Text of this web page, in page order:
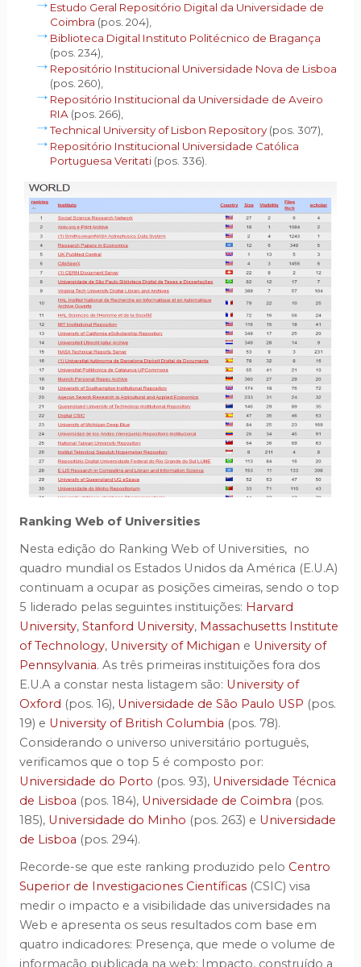
Estudo Geral Repositório Digital da Universidade de
Coimbra (pos. 204),
Biblioteca Digital Instituto Politécnico de Bragança
(pos. 234),
Repositório Institucional Universidade Nova de Lisboa
(pos. 260),
Repositório Institucional da Universidade de Aveiro
RIA(pos. 266),
Technical University of Lisbon Repository(pos. 307),
Repositório Institucional Universidade Católica
Portuguesa Veritati(pos. 336).
Ranking Web of Universities
Nesta edição do Ranking Web of Universities, no
quadro mundial os Estados Unidos da América (E.U.A)
continuam a ocupar as posições cimeiras, sendo o top
5 liderado pelas seguintes instituições: Harvard
University, Stanford University, Massachusetts Institute
of Technology, University of Michigan e University of
Pennsylvania. As três primeiras instituições fora dos
E.U.A a constar nesta listagem são: University of
Oxford (pos. 16), Universidade de São Paulo USP (pos.
19) e University of British Columbia (pos. 78).
Considerando o universo universitário português,
verificamos que o top 5 é composto por:
Universidade do Porto (pos. 93), Universidade Técnica
de Lisboa (pos. 184), Universidade de Coimbra (pos.
185), Universidade do Minho (pos. 263) e Universidade
de Lisboa (pos. 294).
Recorde-se que este ranking produzido pelo Centro
Superior de Investigaciones Científicas(CSIC) visa
medir o impacto e a visibilidade das universidades na
Web e apresenta os seus resultados com base em
quatro indicadores: Presença, que mede o volume de
informação publicada na web; Impacto, construído a